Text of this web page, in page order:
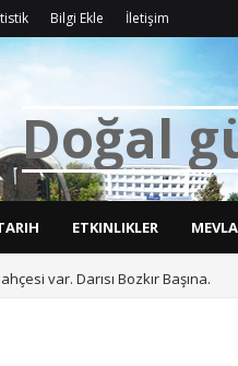
Bilgi Ekle İletişim
Doğal g
ETKINLIKLER
var. Darısı Bozkır Başına.